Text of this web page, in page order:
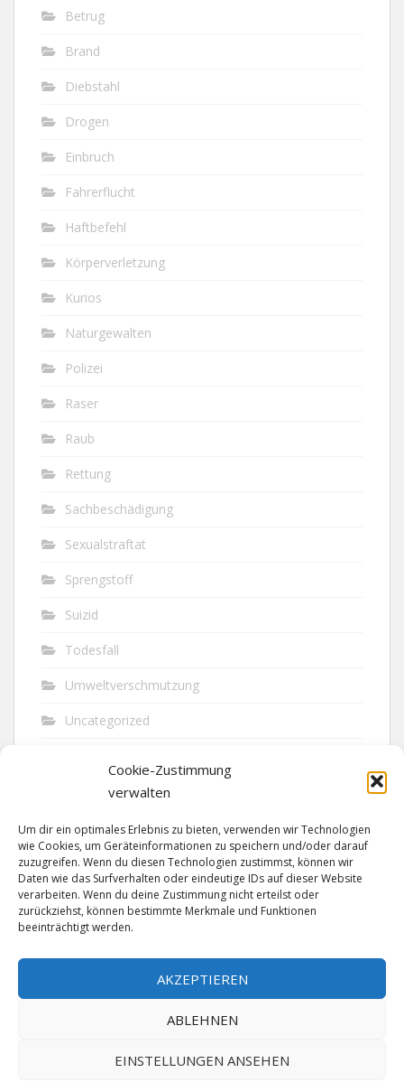
Cookie-Zustimmung
verwalten
Um dir ein optimales Erlebnis zu bieten, verwenden wir Technologien
wie Cookies, um Geräteinformationen zu speichern und/oder darauf
zuzugreifen. Wenn du diesen Technologien zustimmst, können wir
Daten wie das Surfverhalten oder eindeutige IDs auf dieser Website
verarbeiten. Wenn du deine Zustimmung nicht erteilst oder
zurückziehst, können bestimmte Merkmale und Funktionen
beeinträchtigt werden.
AKZEPTIEREN
ABLEHNEN
EINSTELLUNGEN ANSEHEN
Betrug
Brand
Diebstahl
Drogen
Einbruch
Fahrerflucht
Haftbefehl
Körperverletzung
Kurios
Naturgewalten
Polizei
Raser
Raub
Rettung
Sachbeschädigung
Sexualstraftat
Sprengstoff
Suizid
Todesfall
Umweltverschmutzung
Uncategorized
Vandalismus
Verkehr
Verkehrsunfall
Vermisst
Waffen